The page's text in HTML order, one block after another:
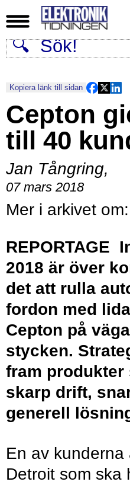
Kopiera länk till sidan
Cepton
till 40
Jan Tångring,
07 mars 2018
REPORTAGE
2018 är över
det att rulla
fordon med
Cepton på
stycken.
fram produkter
skarp drift,
generell
En av kunderna
Detroit som ska